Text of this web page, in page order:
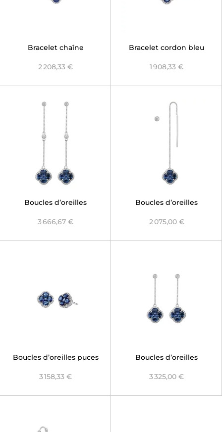
Bracelet chaîne
2 208,33 €
Bracelet cordon bleu
1 908,33 €
Boucles d’oreilles
Bleu
3 666,67 €
Boucles d’oreilles
Saphir Bleu
2 075,00 €
Boucles d’oreilles puces
3 158,33 €
Boucles d’oreilles
Saphir Bleu
3 325,00 €